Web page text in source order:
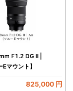
F1.2 DG II |
マウント】
825,000 円